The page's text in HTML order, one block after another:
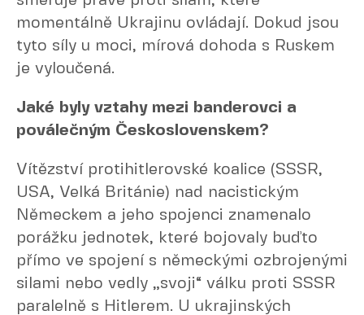
momentálně Ukrajinu ovládají. Dokud jsou
tyto síly u moci, mírová dohoda s Ruskem
je vyloučená.
Jaké byly vztahy mezi banderovci a
poválečným Československem?
Vítězství protihitlerovské koalice (SSSR,
USA, Velká Británie) nad nacistickým
Německem a jeho spojenci znamenalo
porážku jednotek, které bojovaly buďto
přímo ve spojení s německými ozbrojenými
silami nebo vedly „svoji“ válku proti SSSR
paralelně s Hitlerem. U ukrajinských